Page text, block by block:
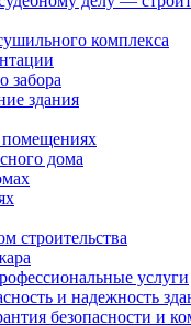
комплекса
забора
здания
дома
строительства
услуги
и надежность
безопасности и